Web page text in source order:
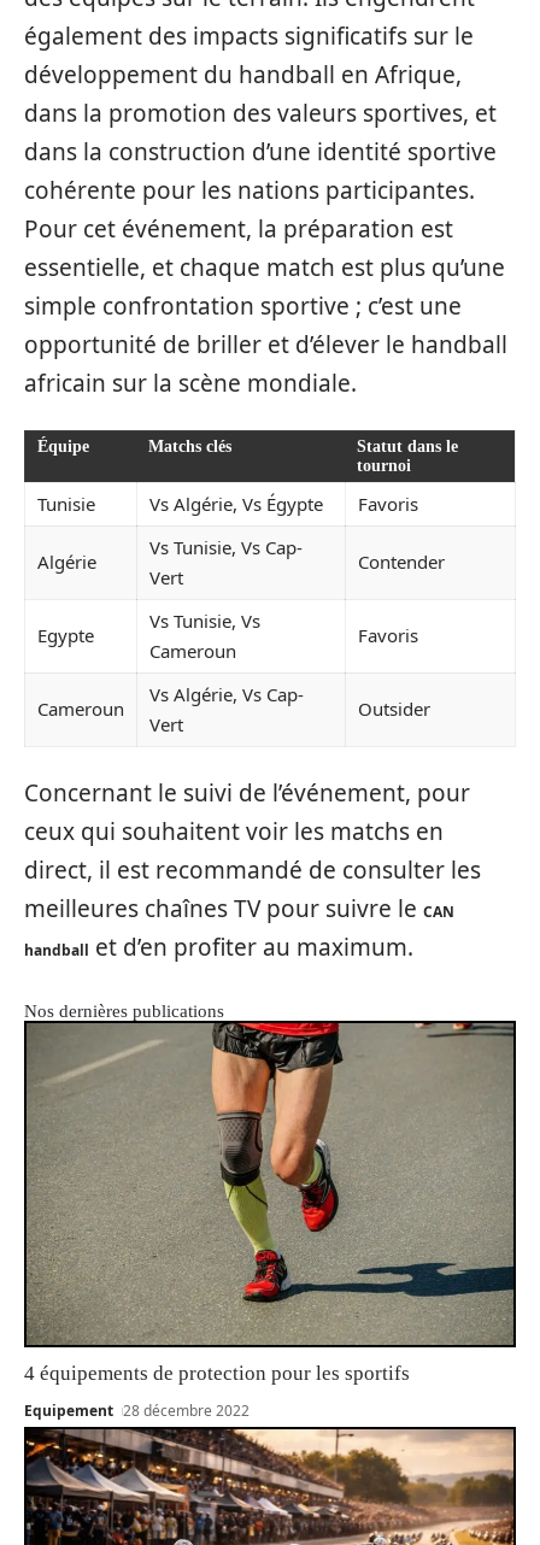
également des impacts significatifs sur le
développement du handball en Afrique,
dans la promotion des valeurs sportives, et
dans la construction d’une identité sportive
cohérente pour les nations participantes.
Pour cet événement, la préparation est
essentielle, et chaque match est plus qu’une
simple confrontation sportive ; c’est une
opportunité de briller et d’élever le handball
africain sur la scène mondiale.
Équipe Matchs clés
Statut dans le
tournoi
Tunisie Vs Algérie, Vs Égypte Favoris
Algérie
Vs Tunisie, Vs Cap-
Vert
Contender
Egypte
Vs Tunisie, Vs
Cameroun
Favoris
Cameroun
Vs Algérie, Vs Cap-
Vert
Outsider
Concernant le suivi de l’événement, pour
ceux qui souhaitent voir les matchs en
direct, il est recommandé de consulter les
meilleures chaînes TV pour suivre le CAN
handball et d’en profiter au maximum.
Nos dernières publications
4 équipements de protection pour les sportifs
Equipement 28 décembre 2022